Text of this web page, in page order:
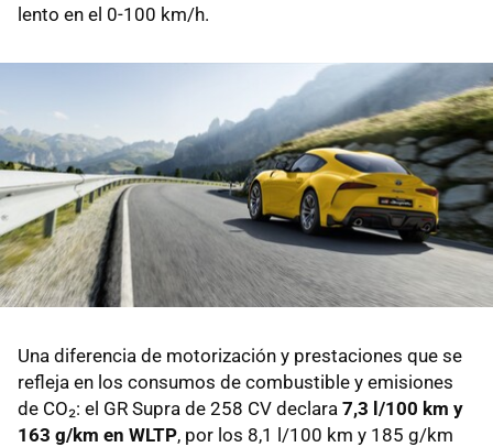
lento en el 0-100 km/h.
Una diferencia de motorización y prestaciones que se
refleja en los consumos de combustible y emisiones
de CO₂: el GR Supra de 258 CV declara 7,3 l/100 km y
163 g/km en WLTP, por los 8,1 l/100 km y 185 g/km